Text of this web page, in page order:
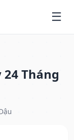
Tháng